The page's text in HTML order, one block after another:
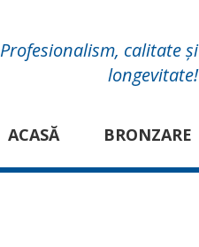
Profesionalism, calitate și
longevitate!
ACASĂ BRONZARE